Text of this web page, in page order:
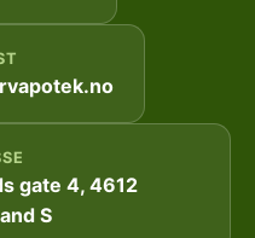
gate 4, 4612
S